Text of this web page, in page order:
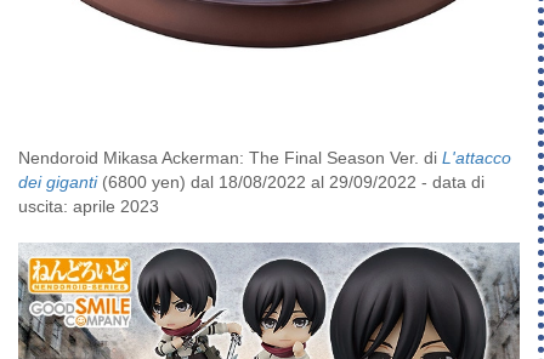
Nendoroid Mikasa Ackerman: The Final Season Ver. di L'attacco
dei giganti (6800 yen) dal 18/08/2022 al 29/09/2022 - data di
uscita: aprile 2023